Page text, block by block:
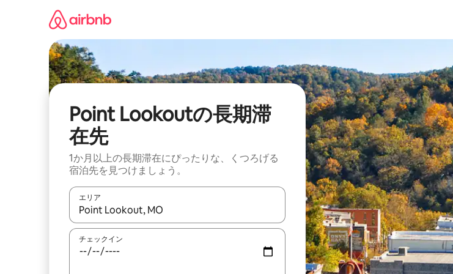
Point Lookoutの長期滞
在先
1か月以上の長期滞在にぴったりな、くつろげる
宿泊先を見つけましょう。
エリア
検索結果が表示されたら、上下の矢印キーを使って移動するか、画面をタッチまたはスワイプし
チェックイン